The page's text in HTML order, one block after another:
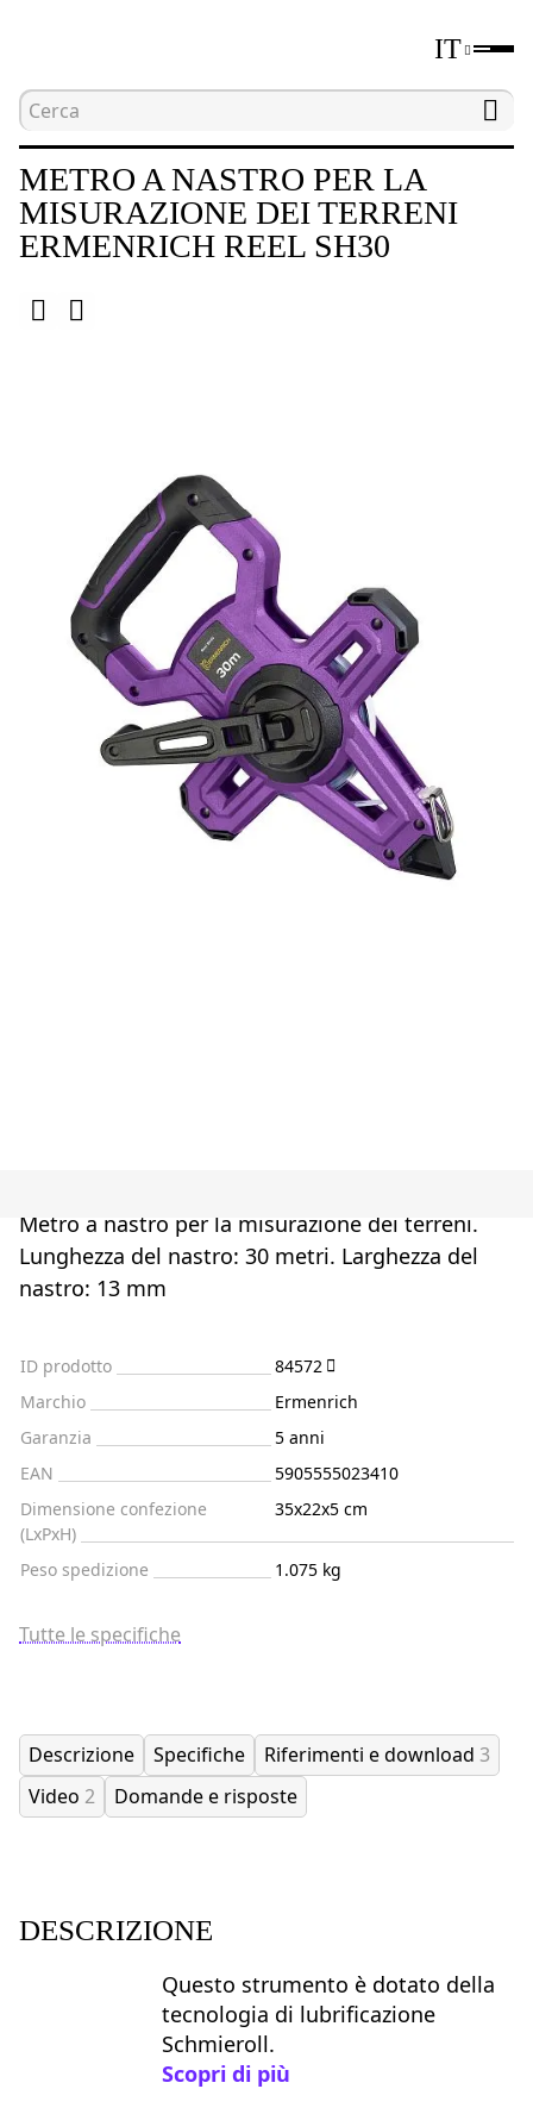
IT
Home Dispositivi di misurazione
METRO A NASTRO PER LA
MISURAZIONE DEI TERRENI
ERMENRICH REEL SH30
Metro a nastro per la misurazione dei terreni.
Lunghezza del nastro: 30 metri. Larghezza del
nastro: 13 mm
ID prodotto
84572
Marchio
Ermenrich
Garanzia
5 anni
EAN
5905555023410
Dimensione confezione
(LxPxH)
35x22x5 cm
Peso spedizione 1.075 kg
Tutte le specifiche
Descrizione Specifiche Riferimenti e download 3
Video 2 Domande e risposte
DESCRIZIONE
Questo strumento è dotato della
tecnologia di lubrificazione
Schmieroll.
Scopri di più